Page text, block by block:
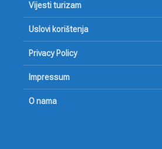
Vijesti turizam
Uslovi korištenja
Privacy Policy
Impressum
O nama